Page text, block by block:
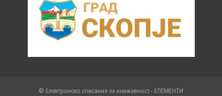
© Електронско списание за книжевност - ЕЛЕМЕНТИ